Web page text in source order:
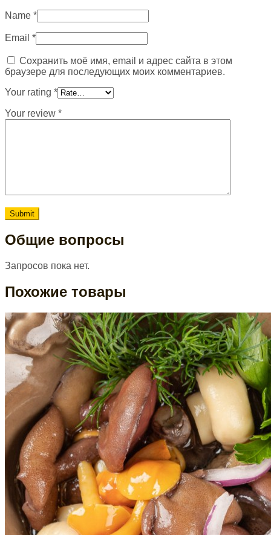
Name *
Email *
Сохранить моё имя, email и адрес сайта в этом
браузере для последующих моих комментариев.
Your rating *
Your review *
Общие вопросы
Запросов пока нет.
Похожие товары